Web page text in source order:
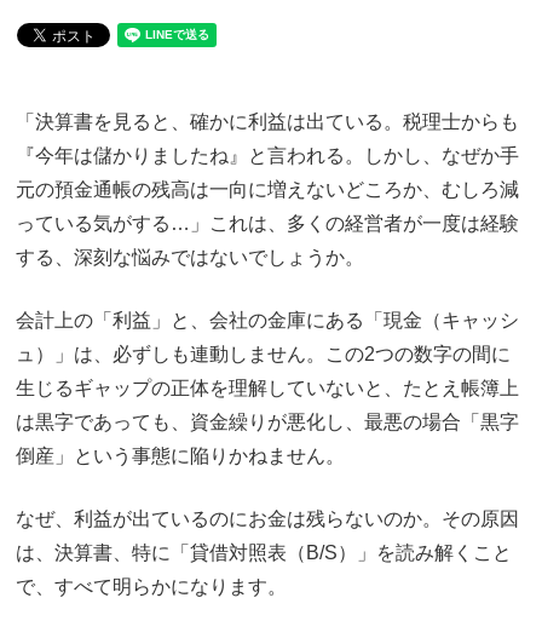
「決算書を見ると、確かに利益は出ている。税理士からも
『今年は儲かりましたね』と言われる。しかし、なぜか手
元の預金通帳の残高は一向に増えないどころか、むしろ減
っている気がする…」これは、多くの経営者が一度は経験
する、深刻な悩みではないでしょうか。
会計上の「利益」と、会社の金庫にある「現金（キャッシ
ュ）」は、必ずしも連動しません。この2つの数字の間に
生じるギャップの正体を理解していないと、たとえ帳簿上
は黒字であっても、資金繰りが悪化し、最悪の場合「黒字
倒産」という事態に陥りかねません。
なぜ、利益が出ているのにお金は残らないのか。その原因
は、決算書、特に「貸借対照表（B/S）」を読み解くこと
で、すべて明らかになります。